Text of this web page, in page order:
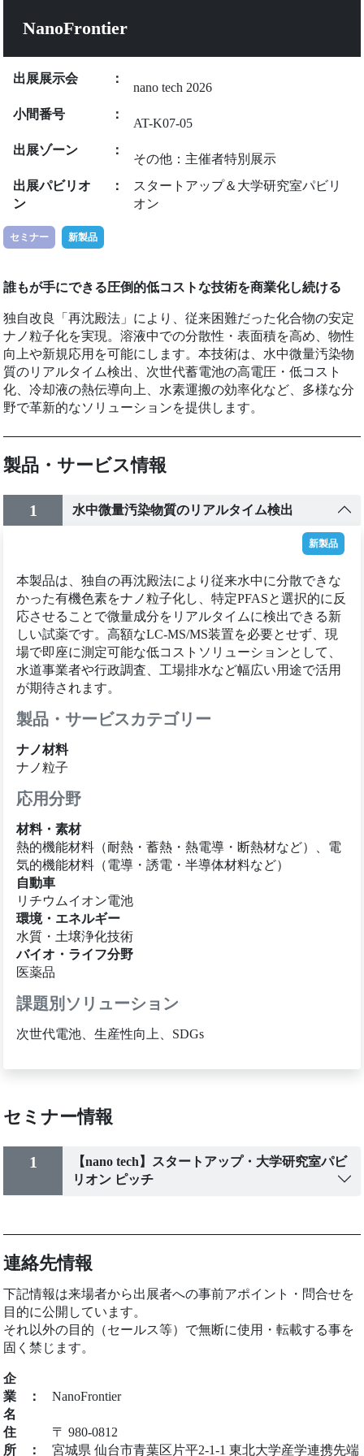
NanoFrontier
出展展示会 ：
nano tech 2026
小間番号
：
AT-K07-05
出展ゾーン
：
その他：主催者特別展示
出展パビリオ
ン
：
スタートアップ＆大学研究室パビリ
オン
セミナー 新製品
誰もが手にできる圧倒的低コストな技術を商業化し続ける
独自改良「再沈殿法」により、従来困難だった化合物の安定
ナノ粒子化を実現。溶液中での分散性・表面積を高め、物性
向上や新規応用を可能にします。本技術は、水中微量汚染物
質のリアルタイム検出、次世代蓄電池の高電圧・低コスト
化、冷却液の熱伝導向上、水素運搬の効率化など、多様な分
野で革新的なソリューションを提供します。
製品・サービス情報
1 水中微量汚染物質のリアルタイム検出
新製品
本製品は、独自の再沈殿法により従来水中に分散できな
かった有機色素をナノ粒子化し、特定PFASと選択的に反
応させることで微量成分をリアルタイムに検出できる新
しい試薬です。高額なLC-MS/MS装置を必要とせず、現
場で即座に測定可能な低コストソリューションとして、
水道事業者や行政調査、工場排水など幅広い用途で活用
が期待されます。
製品・サービスカテゴリー
ナノ材料
ナノ粒子
応用分野
材料・素材
熱的機能材料（耐熱・蓄熱・熱電導・断熱材など）、電
気的機能材料（電導・誘電・半導体材料など）
自動車
リチウムイオン電池
環境・エネルギー
水質・土壌浄化技術
バイオ・ライフ分野
医薬品
課題別ソリューション
次世代電池、生産性向上、SDGs
セミナー情報
1
【nano tech】スタートアップ・大学研究室パビ
リオン ピッチ
連絡先情報
下記情報は来場者から出展者への事前アポイント・問合せを
目的に公開しています。
それ以外の目的（セールス等）で無断に使用・転載する事を
固く禁じます。
企
業
名
： NanoFrontier
住
所
：
〒 980-0812
宮城県 仙台市青葉区片平2-1-1 東北大学産学連携先端